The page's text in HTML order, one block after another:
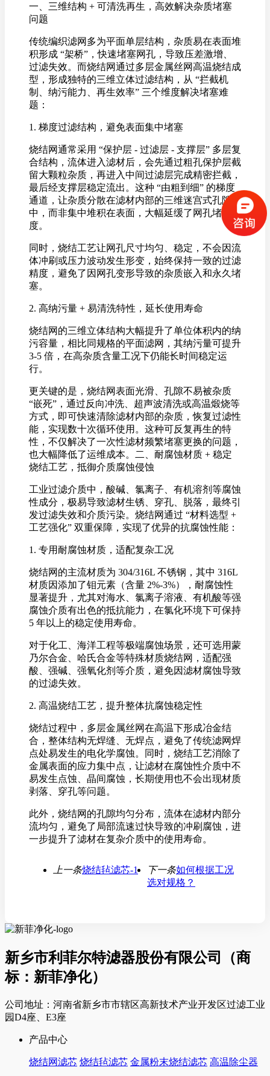
一、三维结构 + 可清洗再生，高效解决杂质堵塞
问题
传统编织滤网多为平面单层结构，杂质易在表面堆
积形成 “架桥”，快速堵塞网孔，导致压差激增、
过滤失效。而烧结网通过多层金属丝网高温烧结成
型，形成独特的三维立体过滤结构，从 “拦截机
制、纳污能力、再生效率” 三个维度解决堵塞难
题：
1. 梯度过滤结构，避免表面集中堵塞
烧结网通常采用 “保护层 - 过滤层 - 支撑层” 多层复
合结构，流体进入滤材后，会先通过粗孔保护层截
留大颗粒杂质，再进入中间过滤层完成精密拦截，
最后经支撑层稳定流出。这种 “由粗到细” 的梯度
通道，让杂质分散在滤材内部的三维迷宫式孔隙
中，而非集中堆积在表面，大幅延缓了网孔堵塞速
度。
同时，烧结工艺让网孔尺寸均匀、稳定，不会因流
体冲刷或压力波动发生形变，始终保持一致的过滤
精度，避免了因网孔变形导致的杂质嵌入和永久堵
塞。
2. 高纳污量 + 易清洗特性，延长使用寿命
烧结网的三维立体结构大幅提升了单位体积内的纳
污容量，相比同规格的平面滤网，其纳污量可提升
3-5 倍，在高杂质含量工况下仍能长时间稳定运
行。
更关键的是，烧结网表面光滑、孔隙不易被杂质
“嵌死”，通过反向冲洗、超声波清洗或高温煅烧等
方式，即可快速清除滤材内部的杂质，恢复过滤性
能，实现数十次循环使用。这种可反复再生的特
性，不仅解决了一次性滤材频繁堵塞更换的问题，
也大幅降低了运维成本。二、耐腐蚀材质 + 稳定
烧结工艺，抵御介质腐蚀侵蚀
工业过滤介质中，酸碱、氯离子、有机溶剂等腐蚀
性成分，极易导致滤材生锈、穿孔、脱落，最终引
发过滤失效和介质污染。烧结网通过 “材料选型 +
工艺强化” 双重保障，实现了优异的抗腐蚀性能：
1. 专用耐腐蚀材质，适配复杂工况
烧结网的主流材质为 304/316L 不锈钢，其中 316L
材质因添加了钼元素（含量 2%-3%），耐腐蚀性
显著提升，尤其对海水、氯离子溶液、有机酸等强
腐蚀介质有出色的抵抗能力，在氯化环境下可保持
5 年以上的稳定使用寿命。
对于化工、海洋工程等极端腐蚀场景，还可选用蒙
乃尔合金、哈氏合金等特殊材质烧结网，适配强
酸、强碱、强氧化剂等介质，避免因滤材腐蚀导致
的过滤失效。
2. 高温烧结工艺，提升整体抗腐蚀稳定性
烧结过程中，多层金属丝网在高温下形成冶金结
合，整体结构无焊缝、无焊点，避免了传统滤网焊
点处易发生的电化学腐蚀。同时，烧结工艺消除了
金属表面的应力集中点，让滤材在腐蚀性介质中不
易发生点蚀、晶间腐蚀，长期使用也不会出现材质
剥落、穿孔等问题。
此外，烧结网的孔隙均匀分布，流体在滤材内部分
流均匀，避免了局部流速过快导致的冲刷腐蚀，进
一步提升了滤材在复杂介质中的使用寿命。
上一条烧结毡滤芯-1 下一条如何根据工况
选对规格？
新乡市利菲尔特滤器股份有限公司（商
标：新菲净化）
公司地址：河南省新乡市市辖区高新技术产业开发区过滤工业
园D4座、E3座
产品中心
烧结网滤芯 烧结毡滤芯 金属粉末烧结滤芯 高温除尘器